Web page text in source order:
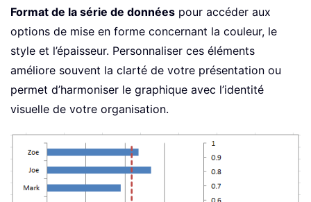
Format de la série de données pour accéder aux
options de mise en forme concernant la couleur, le
style et l’épaisseur. Personnaliser ces éléments
améliore souvent la clarté de votre présentation ou
permet d’harmoniser le graphique avec l’identité
visuelle de votre organisation.